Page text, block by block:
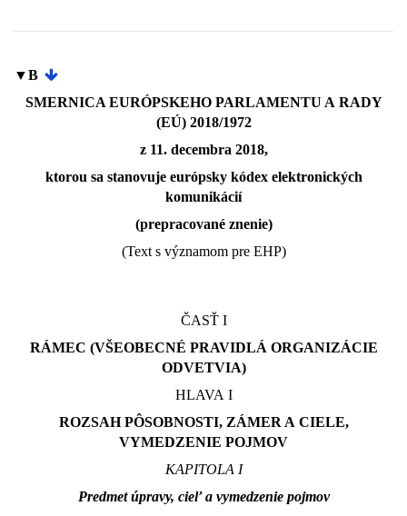
▼B
SMERNICA EURÓPSKEHO PARLAMENTU A RADY
(EÚ) 2018/1972
z 11. decembra 2018,
ktorou sa stanovuje európsky kódex elektronických
komunikácií
(prepracované znenie)
(Text s významom pre EHP)
ČASŤ I
RÁMEC (VŠEOBECNÉ PRAVIDLÁ ORGANIZÁCIE
ODVETVIA)
HLAVA I
ROZSAH PÔSOBNOSTI, ZÁMER A CIELE,
VYMEDZENIE POJMOV
KAPITOLA I
Predmet úpravy, cieľ a vymedzenie pojmov